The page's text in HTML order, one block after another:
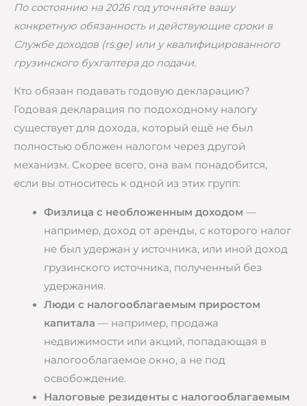
По состоянию на 2026 год уточняйте вашу
конкретную обязанность и действующие сроки в
Службе доходов (rs.ge) или у квалифицированного
грузинского бухгалтера до подачи.
Кто обязан подавать годовую декларацию?
Годовая декларация по подоходному налогу
существует для дохода, который ещё не был
полностью обложен налогом через другой
механизм. Скорее всего, она вам понадобится,
если вы относитесь к одной из этих групп:
Физлица с необложенным доходом —
например, доход от аренды, с которого налог
не был удержан у источника, или иной доход
грузинского источника, полученный без
удержания.
Люди с налогооблагаемым приростом
капитала — например, продажа
недвижимости или акций, попадающая в
налогооблагаемое окно, а не под
освобождение.
Налоговые резиденты с налогооблагаемым